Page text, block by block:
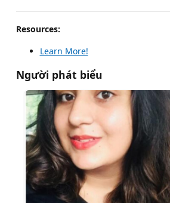
Resources:
Learn More!
Người phát biểu